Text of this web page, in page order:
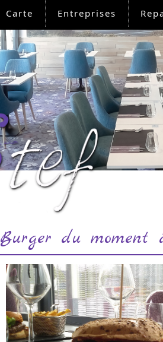
Carte Entreprises
Burger du moment